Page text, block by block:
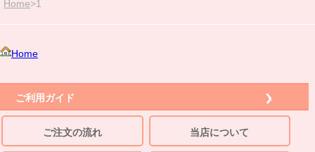
Home>1
Home
ご利用ガイド
ご注文の流れ 当店について